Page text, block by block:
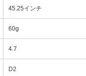
45.25インチ
60g
4.7
D2